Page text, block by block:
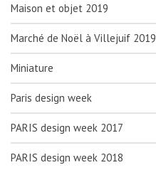
Maison et objet 2019
Marché de Noël à Villejuif 2019
Miniature
Paris design week
PARIS design week 2017
PARIS design week 2018